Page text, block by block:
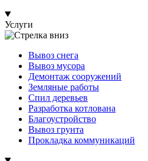
Услуги
Вывоз снега
Вывоз мусора
Демонтаж сооружений
Земляные работы
Спил деревьев
Разработка котлована
Благоустройство
Вывоз грунта
Прокладка коммуникаций